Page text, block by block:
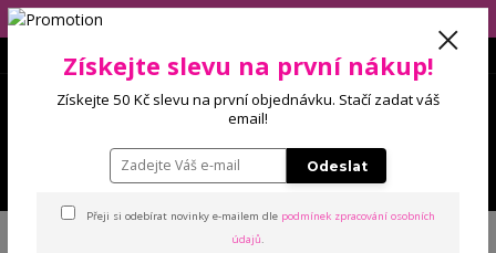
Eshop má dovolenou (10.-14.8), balíčky budeme odesílat 17.8.2026!
Punčochové zboží Ponožky
Leslie zdravotní ponožky s
Získejte slevu na první nákup!
Získejte 50 Kč slevu na první objednávku. Stačí zadat váš
email!
Odeslat
Přeji si odebírat novinky e-mailem dle podmínek zpracování osobních
údajů.